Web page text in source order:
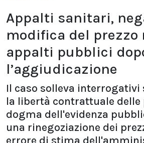
Appalti sanitari,
modifica del prezzo
appalti pubblici
l’aggiudicazione
Il caso solleva interrogativi
la libertà contrattuale delle
dogma dell'evidenza
una rinegoziazione dei
errore di stima